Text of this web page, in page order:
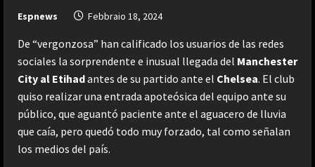
Espnews Febbraio 18, 2024
De “vergonzosa” han calificado los usuarios de las redes
sociales la sorprendente e inusual llegada del Manchester
City al Etihadantes de su partido ante el Chelsea. El club
quiso realizar una entrada apoteósica del equipo ante su
público, que aguantó paciente ante el aguacero de lluvia
que caía, pero quedó todo muy forzado, tal como señalan
los medios del país.